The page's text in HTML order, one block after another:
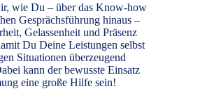
wie Du – über das Know-how
Gesprächsführung hinaus –
Gelassenheit und Präsenz
Du Deine Leistungen selbst
Situationen überzeugend
kann der bewusste Einsatz
eine große Hilfe sein!